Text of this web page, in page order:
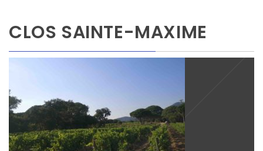
CLOS SAINTE-MAXIME